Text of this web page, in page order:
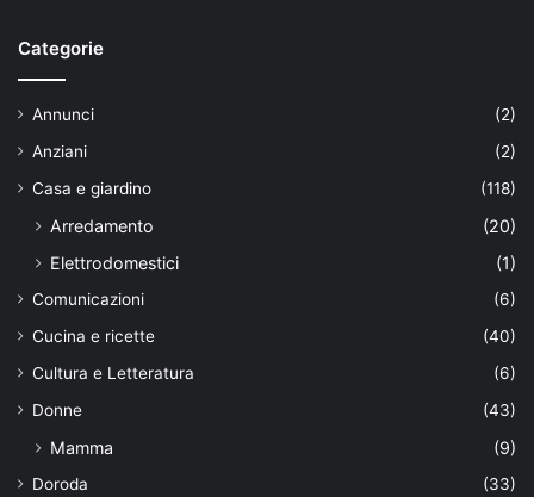
Categorie
Annunci
(2)
Anziani
(2)
Casa e giardino
(118)
Arredamento
(20)
Elettrodomestici
(1)
Comunicazioni
(6)
Cucina e ricette
(40)
Cultura e Letteratura
(6)
Donne
(43)
Mamma (9)
Doroda
(33)